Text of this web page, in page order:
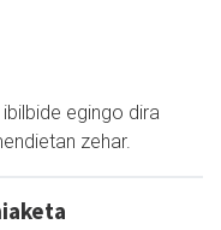
egingo dira
zehar.